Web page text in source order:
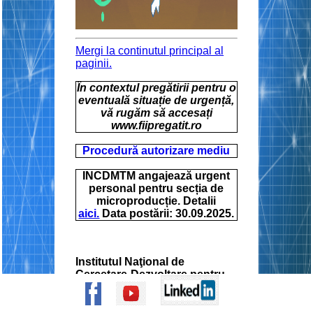
Mergi la continutul principal al
paginii.
În contextul pregătirii pentru o
eventuală situație de urgență,
vă rugăm să accesați
www.fiipregatit.ro
Procedură autorizare mediu
INCDMTM angajează urgent
personal pentru secția de
microproducție. Detalii
aici. Data postării: 30.09.2025.
Institutul Naţional de
Cercetare-Dezvoltare pentru
Mecatronică şi Tehnica
Măsurării (INCDMTM), cu